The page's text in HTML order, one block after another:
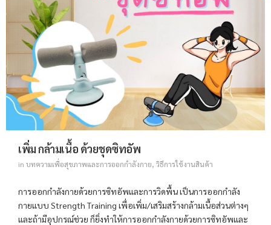
เพิ่ม กล้ามเนื้อ ด้วยชุดซิทอัพ
in บทความเพื่อสุขภาพและการออกกำลังกาย, วิธีการใช้งานสินค้า
การออกกำลังกายด้วยการซิทอัพและการวิดพื้น เป็นการออกกำลัง
กายแบบ Strength Training เพื่อเพิ่ม/เสริมสร้างกล้ามเนื้อส่วนต่างๆ
และถ้ามีอุปกรณ์ช่วย ก็ยิ่งทำให้การออกกำลังกายด้วยการซิทอัพและ